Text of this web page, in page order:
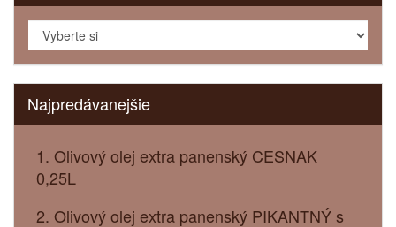
Najpredávanejšie
1. Olivový olej extra panenský CESNAK
0,25L
2. Olivový olej extra panenský PIKANTNÝ s